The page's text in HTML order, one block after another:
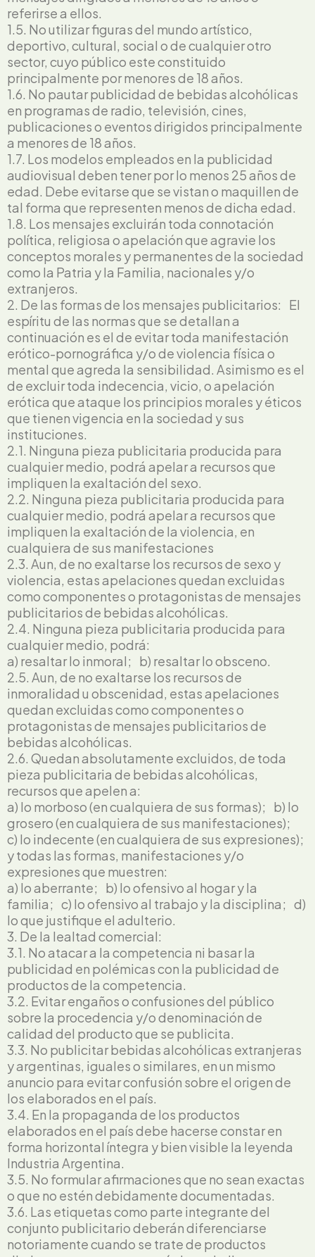
referirse a ellos.
1.5. No utilizar figuras del mundo artístico,
deportivo, cultural, social o de cualquier otro
sector, cuyo público este constituido
principalmente por menores de 18 años.
1.6. No pautar publicidad de bebidas alcohólicas
en programas de radio, televisión, cines,
publicaciones o eventos dirigidos principalmente
a menores de 18 años.
1.7. Los modelos empleados en la publicidad
audiovisual deben tener por lo menos 25 años de
edad. Debe evitarse que se vistan o maquillen de
tal forma que representen menos de dicha edad.
1.8. Los mensajes excluirán toda connotación
política, religiosa o apelación que agravie los
conceptos morales y permanentes de la sociedad
como la Patria y la Familia, nacionales y/o
extranjeros.
2. De las formas de los mensajes publicitarios: El
espíritu de las normas que se detallan a
continuación es el de evitar toda manifestación
erótico-pornográfica y/o de violencia física o
mental que agreda la sensibilidad. Asimismo es el
de excluir toda indecencia, vicio, o apelación
erótica que ataque los principios morales y éticos
que tienen vigencia en la sociedad y sus
instituciones.
2.1. Ninguna pieza publicitaria producida para
cualquier medio, podrá apelar a recursos que
impliquen la exaltación del sexo.
2.2. Ninguna pieza publicitaria producida para
cualquier medio, podrá apelar a recursos que
impliquen la exaltación de la violencia, en
cualquiera de sus manifestaciones
2.3. Aun, de no exaltarse los recursos de sexo y
violencia, estas apelaciones quedan excluidas
como componentes o protagonistas de mensajes
publicitarios de bebidas alcohólicas.
2.4. Ninguna pieza publicitaria producida para
cualquier medio, podrá:
a) resaltar lo inmoral; b) resaltar lo obsceno.
2.5. Aun, de no exaltarse los recursos de
inmoralidad u obscenidad, estas apelaciones
quedan excluidas como componentes o
protagonistas de mensajes publicitarios de
bebidas alcohólicas.
2.6. Quedan absolutamente excluidos, de toda
pieza publicitaria de bebidas alcohólicas,
recursos que apelen a:
a) lo morboso (en cualquiera de sus formas); b) lo
grosero (en cualquiera de sus manifestaciones);
c) lo indecente (en cualquiera de sus expresiones);
y todas las formas, manifestaciones y/o
expresiones que muestren:
a) lo aberrante; b) lo ofensivo al hogar y la
familia; c) lo ofensivo al trabajo y la disciplina; d)
lo que justifique el adulterio.
3. De la lealtad comercial:
3.1. No atacar a la competencia ni basar la
publicidad en polémicas con la publicidad de
productos de la competencia.
3.2. Evitar engaños o confusiones del público
sobre la procedencia y/o denominación de
calidad del producto que se publicita.
3.3. No publicitar bebidas alcohólicas extranjeras
y argentinas, iguales o similares, en un mismo
anuncio para evitar confusión sobre el origen de
los elaborados en el país.
3.4. En la propaganda de los productos
elaborados en el país debe hacerse constar en
forma horizontal íntegra y bien visible la leyenda
Industria Argentina.
3.5. No formular afirmaciones que no sean exactas
o que no estén debidamente documentadas.
3.6. Las etiquetas como parte integrante del
conjunto publicitario deberán diferenciarse
notoriamente cuando se trate de productos